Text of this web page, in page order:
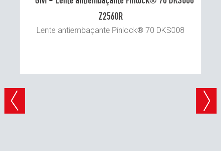
Z2560R
Lente antiembaçante Pinlock® 70 DKS008